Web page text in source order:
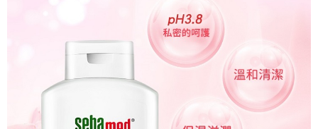
恩沛科技股份有限公司將有權停止該用戶之使用額度並採取法律行動。